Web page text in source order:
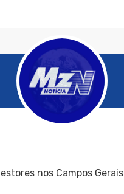
nos Campos Gerais